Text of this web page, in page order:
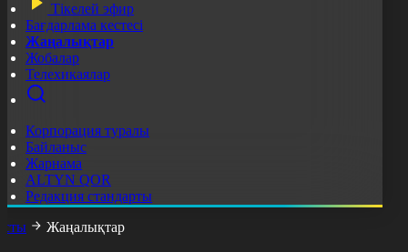
Тікелей эфир
Бағдарлама кестесі
Жаңалықтар
Жобалар
Телехикаялар
Корпорация туралы
Байланыс
Жарнама
ALTYN QOR
Редакция стандарты
Жаңалықтар